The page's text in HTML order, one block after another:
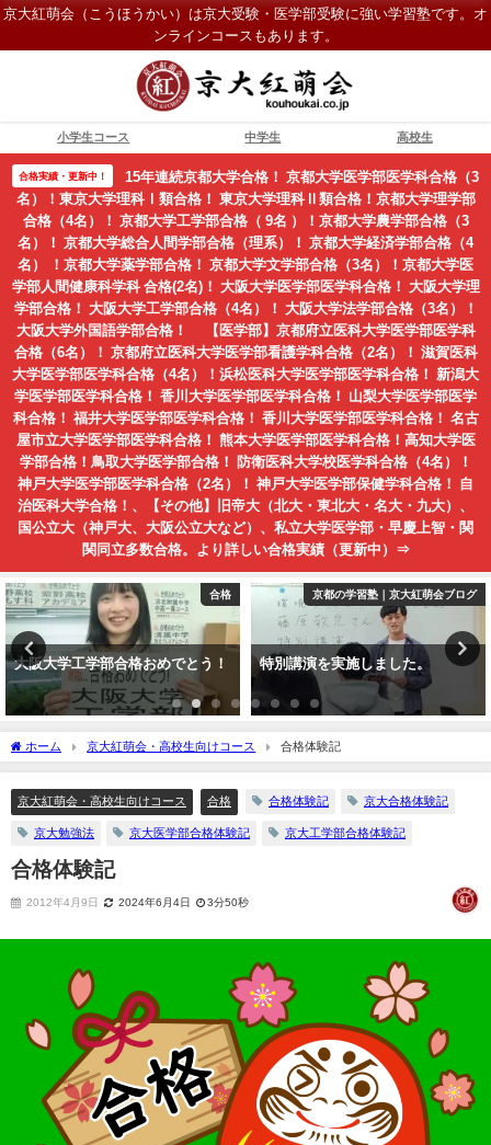
京大紅萌会（こうほうかい）は京大受験・医学部受験に強い学習塾です。オ
ンラインコースもあります。
小学生コース 中学生 高校生
合格実績・更新中！
15年連続京都大学合格！ 京都大学医学部医学科合格（3
名）！東京大学理科Ⅰ類合格！ 東京大学理科Ⅱ類合格！京都大学理学部
合格（4名）！ 京都大学工学部合格（ 9名 ）！京都大学農学部合格（3
名）！ 京都大学総合人間学部合格（理系）！ 京都大学経済学部合格（4
名） ！京都大学薬学部合格！ 京都大学文学部合格（3名）！京都大学医
学部人間健康科学科 合格(2名)！ 大阪大学医学部医学科合格！ 大阪大学理
学部合格！ 大阪大学工学部合格（4名）！ 大阪大学法学部合格（3名）！
大阪大学外国語学部合格！ 【医学部】京都府立医科大学医学部医学科
合格（6名）！ 京都府立医科大学医学部看護学科合格（2名）！ 滋賀医科
大学医学部医学科合格（4名）！浜松医科大学医学部医学科合格！ 新潟大
学医学部医学科合格！ 香川大学医学部医学科合格！ 山梨大学医学部医学
科合格！ 福井大学医学部医学科合格！ 香川大学医学部医学科合格！ 名古
屋市立大学医学部医学科合格！ 熊本大学医学部医学科合格！高知大学医
学部合格！鳥取大学医学部合格！ 防衛医科大学校医学科合格（4名）！
神戸大学医学部医学科合格（2名）！ 神戸大学医学部保健学科合格！ 自
治医科大学合格！、【その他】旧帝大（北大・東北大・名大・九大）、
国公立大（神戸大、大阪公立大など）、私立大学医学部・早慶上智・関
関同立多数合格。より詳しい合格実績（更新中）⇒
格 京都の学習塾｜京大紅萌会ブログ
特別講演を実施しました。
京大紅萌会・高校生向けコ
京都府立医科大学医学部医学科
格おめでとう！
ホーム 京大紅萌会・高校生向けコース 合格体験記
京大紅萌会・高校生向けコース 合格 合格体験記 京大合格体験記
京大勉強法 京大医学部合格体験記 京大工学部合格体験記
合格体験記
2012年4月9日 2024年6月4日 3分50秒